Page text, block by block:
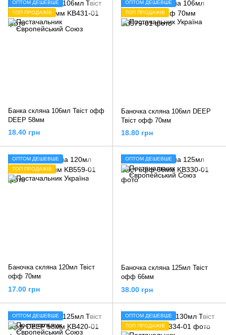
ОПТОМ ДЕШЕВШЕ
ТОП ПРОДАЖІВ
Банка скляна 106мл Твіст офф
DEEP 58мм
18.40 грн
ОПТОМ ДЕШЕВШЕ
ТОП ПРОДАЖІВ
Баночка скляна 106мл DEEP
Твіст офф 70мм
18.80 грн
ОПТОМ ДЕШЕВШЕ
ТОП ПРОДАЖІВ
Баночка скляна 120мл Твіст
офф 70мм
17.00 грн
ОПТОМ ДЕШЕВШЕ
Баночка скляна 125мл Твіст
офф 66мм
38.00 грн
ОПТОМ ДЕШЕВШЕ
ОПТОМ ДЕШЕВШЕ
ТОП ПРОДАЖІВ